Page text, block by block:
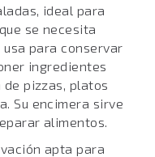
ideal para
se necesita
para conservar
ingredientes
pizzas, platos
Su encimera sirve
alimentos.
apta para